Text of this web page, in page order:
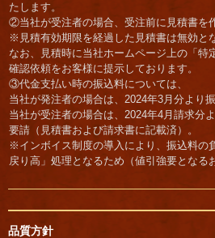
たします。
②当社が受注者の場合、受注前に見積書を
※見積有効期限を経過した見積書は無効と
なお、見積時に当社ホームページ上の「特
確認依頼をお客様に提示しております。
③代金支払い時の振込料については、
当社が発注者の場合は、2024年3月分より
当社が受注者の場合は、2024年4月請求分
要請（見積書および請求書に記載済）。
※インボイス制度の導入により、振込料の
戻り高」処理となるため（値引強要となる
品質方針